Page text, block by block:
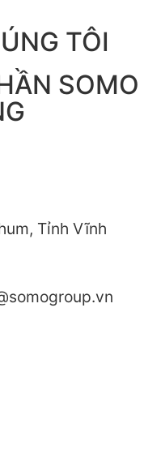
TÔI
SOMO
Tỉnh Vĩnh